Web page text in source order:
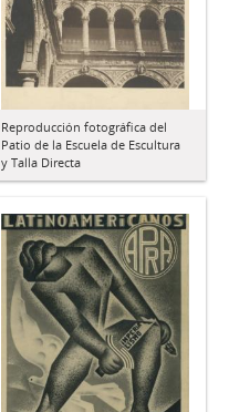
Reproducción fotográfica del
Patio de la Escuela de Escultura
y Talla Directa